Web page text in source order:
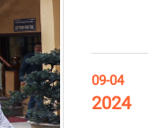
09-04
2024